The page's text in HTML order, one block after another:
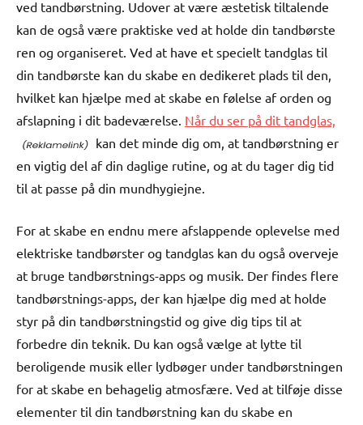
ved tandbørstning. Udover at være æstetisk tiltalende
kan de også være praktiske ved at holde din tandbørste
ren og organiseret. Ved at have et specielt tandglas til
din tandbørste kan du skabe en dedikeret plads til den,
hvilket kan hjælpe med at skabe en følelse af orden og
afslapning i dit badeværelse. Når du ser på dit tandglas,
kan det minde dig om, at tandbørstning er
en vigtig del af din daglige rutine, og at du tager dig tid
til at passe på din mundhygiejne.
For at skabe en endnu mere afslappende oplevelse med
elektriske tandbørster og tandglas kan du også overveje
at bruge tandbørstnings-apps og musik. Der findes flere
tandbørstnings-apps, der kan hjælpe dig med at holde
styr på din tandbørstningstid og give dig tips til at
forbedre din teknik. Du kan også vælge at lytte til
beroligende musik eller lydbøger under tandbørstningen
for at skabe en behagelig atmosfære. Ved at tilføje disse
elementer til din tandbørstning kan du skabe en